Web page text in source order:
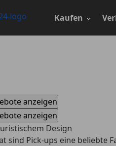
Kaufen
anzeigen
anzeigen
Design
sind Pick-ups eine